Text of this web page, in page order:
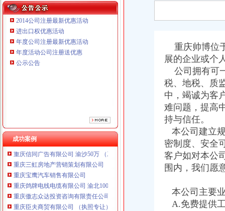
本站导航
2014公司注册最新优惠活动
进出口权优惠活动
年度公司注册最新优惠活动
年度活动公司注册送优惠
公示公告
成功案例
重庆鸽牌电线电缆有限公司 渝北10010万 (进出口权)
重庆海谛升进出口贸易有限公司 渝北100万 （进出口权）
重庆奕欣锦诚商贸有限公司 渝九50万 （工商注册）
重庆信同广告有限公司 渝沙50万 （工商注册）
重庆三虹房地产营销策划有限公司
重庆宝鹰汽车销售有限公司
重庆鸽牌电线电缆有限公司 渝北10010万 (进出口权)
重庆傲志众达投资咨询有限责任公司 渝九1000万 （增资）
重庆臣夫商贸有限公司 （执照专让）
重庆卿倾商贸有限责任公司 渝江100万 （工商注册）
重庆帅博位
展的企业或个
公司拥有可
税、地税、质
中，竭诚为客
难问题，提高
持与信任。
本公司建立
密制度、安全
客户如对本公
围内，我们愿
本公司主要
A.免费提供